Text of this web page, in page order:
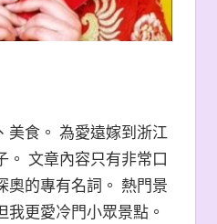
美食。 為愛遠嫁到浙江
。 文章內容只有非常口
奧的專有名詞。 熱門景
更愛冷門小眾景點。